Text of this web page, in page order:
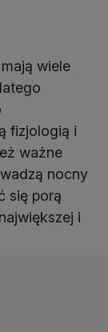
wiele
fizjologią i
ważne
nocny
się porą
i